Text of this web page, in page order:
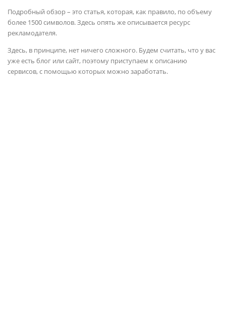
Подробный обзор– это статья, которая, как правило, по объему
более 1500 символов. Здесь опять же описывается ресурс
рекламодателя.
Здесь, в принципе, нет ничего сложного. Будем считать, что у вас
уже есть блог или сайт, поэтому приступаем к описанию
сервисов, с помощью которых можно заработать.